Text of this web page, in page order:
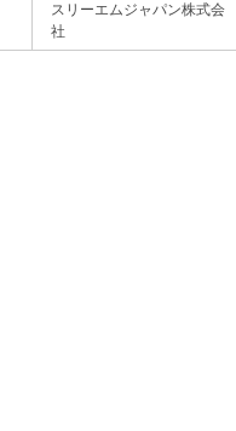
スリーエムジャパン株式会
社